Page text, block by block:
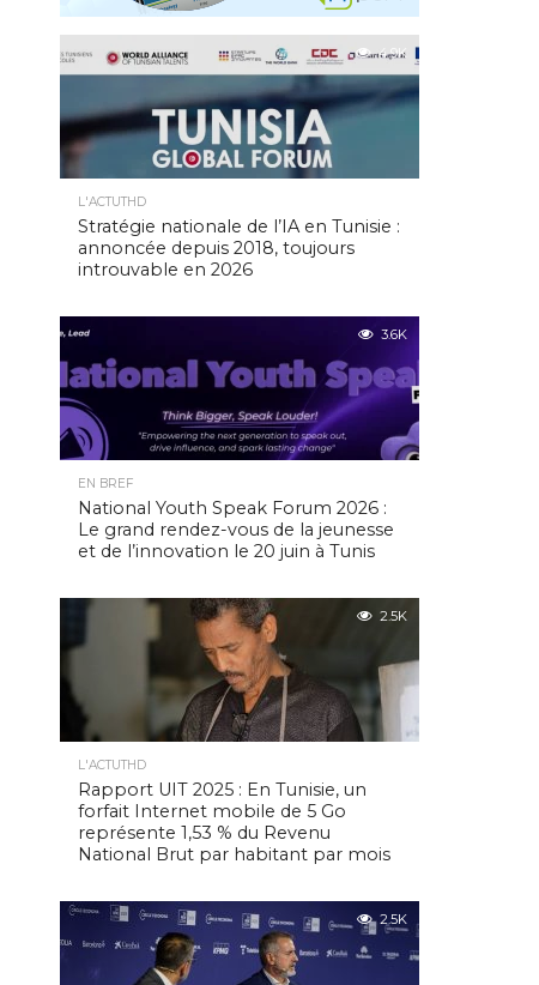
4.9K
L'ACTUTHD
Stratégie nationale de l’IA en Tunisie :
annoncée depuis 2018, toujours
introuvable en 2026
3.6K
EN BREF
National Youth Speak Forum 2026 :
Le grand rendez-vous de la jeunesse
et de l’innovation le 20 juin à Tunis
2.5K
L'ACTUTHD
Rapport UIT 2025 : En Tunisie, un
forfait Internet mobile de 5 Go
représente 1,53 % du Revenu
National Brut par habitant par mois
2.5K